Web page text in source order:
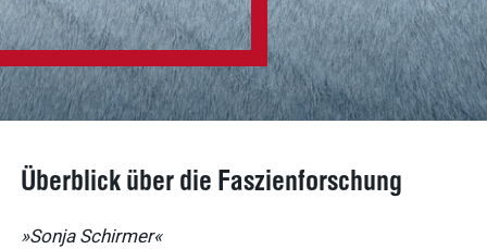
Überblick über die Faszienforschung
»Sonja Schirmer«